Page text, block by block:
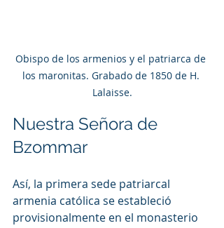
Obispo de los armenios y el patriarca de
los maronitas. Grabado de 1850 de H.
Lalaisse.
Nuestra Señora de
Bzommar
Así, la primera sede patriarcal
armenia católica se estableció
provisionalmente en el monasterio